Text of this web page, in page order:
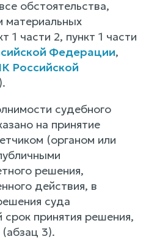
обстоятельства,
материальных
1 части 2, пункт 1 части
Федерации,
Российской
судебного
на принятие
(органом или
решения,
действия, в
суда
срок принятия решения,
3).